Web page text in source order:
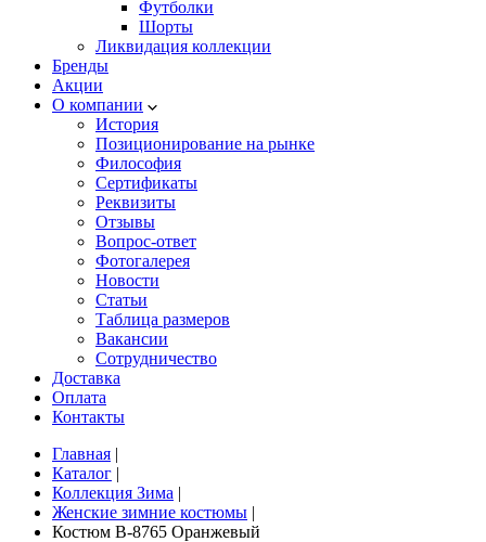
Футболки
Шорты
Ликвидация коллекции
Бренды
Акции
О компании
История
Позиционирование на рынке
Философия
Сертификаты
Реквизиты
Отзывы
Вопрос-ответ
Фотогалерея
Новости
Статьи
Таблица размеров
Вакансии
Сотрудничество
Доставка
Оплата
Контакты
Главная |
Каталог |
Коллекция Зима |
Женские зимние костюмы |
Костюм B-8765 Оранжевый